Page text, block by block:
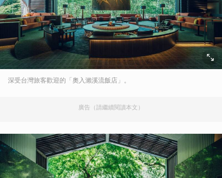
深受台灣旅客歡迎的「奧入瀨溪流飯店」。
廣告（請繼續閱讀本文）